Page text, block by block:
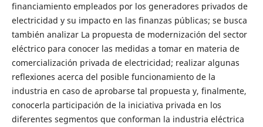
financiamiento empleados por los generadores privados de
electricidad y su impacto en las finanzas públicas; se busca
también analizar La propuesta de modernización del sector
eléctrico para conocer las medidas a tomar en materia de
comercialización privada de electricidad; realizar algunas
reflexiones acerca del posible funcionamiento de la
industria en caso de aprobarse tal propuesta y, finalmente,
conocerla participación de la iniciativa privada en los
diferentes segmentos que conforman la industria eléctrica